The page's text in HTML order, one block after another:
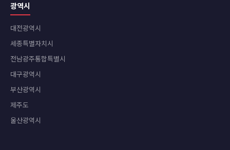
광역시
대전광역시
세종특별자치시
전남광주통합특별시
대구광역시
부산광역시
제주도
울산광역시